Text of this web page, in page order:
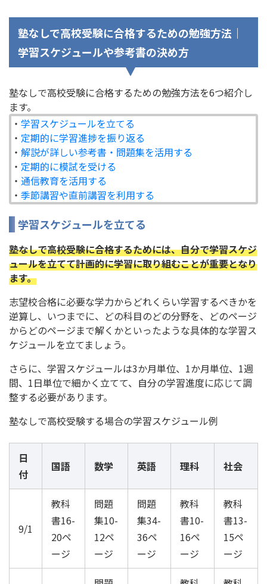
塾なしで高校受験に合格するための勉強方法｜
学習スケジュールや参考書の決め方
塾なしで高校受験に合格するための勉強方法を6つ紹介し
ます。
・ 学習スケジュールを立てる
・ 定期的に学習進捗を振り返る
・ 解説が詳しい参考書・問題集を活用する
・ 定期的に模試を受ける
・ 通信教育を活用する
・ 季節講習や直前講習を利用する
学習スケジュールを立てる
塾なしで高校受験に合格するためには、自分で学習スケジ
ュールを立てて計画的に学習に取り組むことが重要となり
ます。
志望校合格に必要な学力からどれくらい学習するべきかを
逆算し、いつまでに、どの科目のどの分野を、どのページ
からどのページまで解くかといったような具体的な学習ス
ケジュールを立てましょう。
さらに、学習スケジュールは3か月単位、1か月単位、1週
間、1日単位で細かく立てて、自分の学習進度に応じて調
整する必要があります。
塾なしで高校受験する場合の学習スケジュール例
日
付
国語 数学 英語 理科 社会
9/1
教科
書16-
20ペ
ージ
問題
集10-
12ペ
ージ
問題
集34-
36ペ
ージ
教科
書10-
16ペ
ージ
教科
書13-
15ペ
ージ